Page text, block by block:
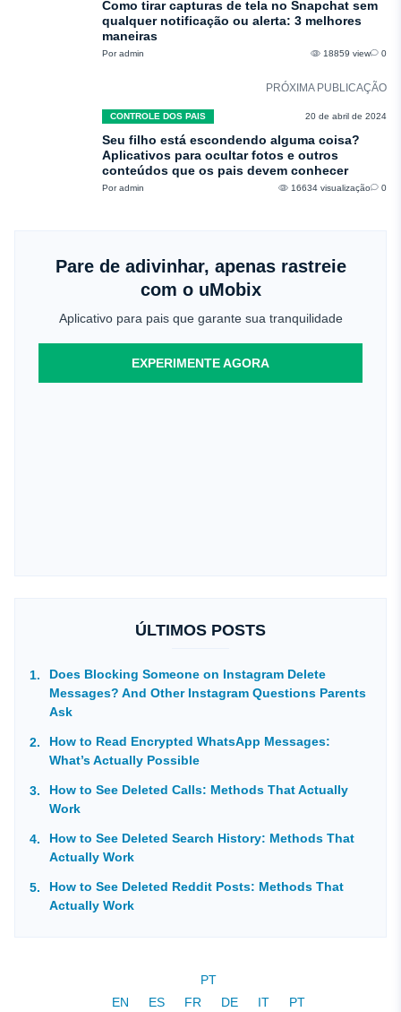
Como tirar capturas de tela no Snapchat sem
qualquer notificação ou alerta: 3 melhores
maneiras
Por admin 18859 view 0
PRÓXIMA PUBLICAÇÃO
CONTROLE DOS PAIS 20 de abril de 2024
Seu filho está escondendo alguma coisa?
Aplicativos para ocultar fotos e outros
conteúdos que os pais devem conhecer
Por admin 16634 visualização 0
Pare de adivinhar, apenas rastreie
com o uMobix
Aplicativo para pais que garante sua tranquilidade
EXPERIMENTE AGORA
ÚLTIMOS POSTS
Does Blocking Someone on Instagram Delete
Messages? And Other Instagram Questions Parents
Ask
How to Read Encrypted WhatsApp Messages:
What’s Actually Possible
How to See Deleted Calls: Methods That Actually
Work
How to See Deleted Search History: Methods That
Actually Work
How to See Deleted Reddit Posts: Methods That
Actually Work
PT
EN
ES FR DE IT PT